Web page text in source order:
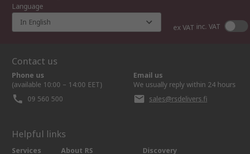
Language
In English
ex VAT inc. VAT
Contact us
Phone us
(available 10:00 – 14:00 EET)
09 560 500
Email us
We usually reply within 24 hours
sales@rsdelivers.fi
Helpful links
Services About RS Discovery